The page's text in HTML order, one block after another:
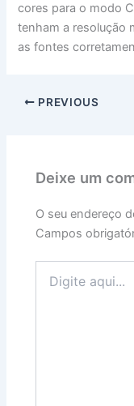
cores para o modo
tenham a resolução
as fontes
PREVIOUS
Deixe um
O seu endereço
Campos
aqui...